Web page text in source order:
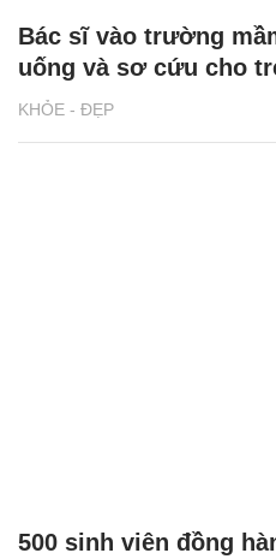
KHỎE - ĐẸP
Bác sĩ vào trường
uống và sơ cứu cho
500 sinh viên đồng